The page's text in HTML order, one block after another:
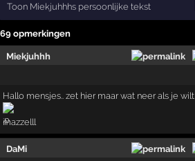
Toon Miekjuhhhs persoonlijke tekst
69 opmerkingen
Miekjuhhh
Hallo mensjes.. zet hier maar wat neer als je wilt
mazzelll
DaMi